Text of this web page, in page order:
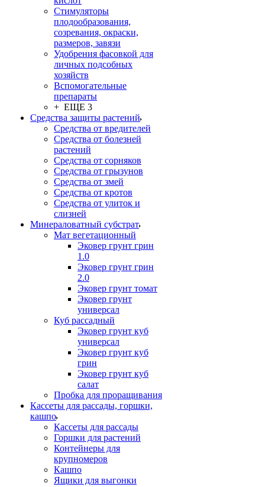
Стимуляторы
плодообразования,
созревания, окраски,
размеров, завязи
Удобрения фасовкой для
личных подсобных
хозяйств
Вспомогательные
препараты
+ ЕЩЕ 3
Средства защиты растений
Средства от вредителей
Средства от болезней
растений
Средства от сорняков
Средства от грызунов
Средства от змей
Средства от кротов
Средства от улиток и
слизней
Минераловатный субстрат
Мат вегетационный
Эковер грунт грин
1.0
Эковер грунт грин
2.0
Эковер грунт томат
Эковер грунт
универсал
Куб рассадный
Эковер грунт куб
универсал
Эковер грунт куб
грин
Эковер грунт куб
салат
Пробка для проращивания
Кассеты для рассады, горшки,
кашпо
Кассеты для рассады
Горшки для растений
Контейнеры для
крупномеров
Кашпо
Ящики для выгонки